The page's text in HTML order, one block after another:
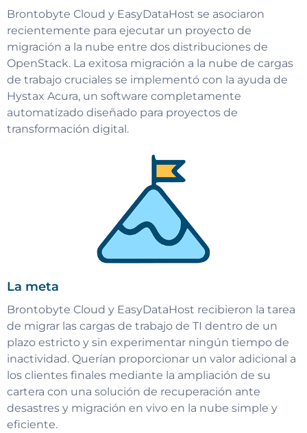
Brontobyte Cloud y EasyDataHost se asociaron
recientemente para ejecutar un proyecto de
migración a la nube entre dos distribuciones de
OpenStack. La exitosa migración a la nube de cargas
de trabajo cruciales se implementó con la ayuda de
Hystax Acura, un software completamente
automatizado diseñado para proyectos de
transformación digital.
La meta
Brontobyte Cloud y EasyDataHost recibieron la tarea
de migrar las cargas de trabajo de TI dentro de un
plazo estricto y sin experimentar ningún tiempo de
inactividad. Querían proporcionar un valor adicional a
los clientes finales mediante la ampliación de su
cartera con una solución de recuperación ante
desastres y migración en vivo en la nube simple y
eficiente.